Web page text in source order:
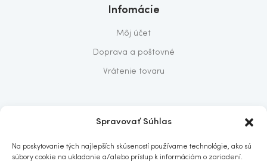
Spravovať Súhlas
Na poskytovanie tých najlepších skúseností používame technológie, ako sú
súbory cookie na ukladanie a/alebo prístup k informáciám o zariadení.
Infomácie
Môj účet
Doprava a poštovné
Vrátenie tovaru
Predajňa